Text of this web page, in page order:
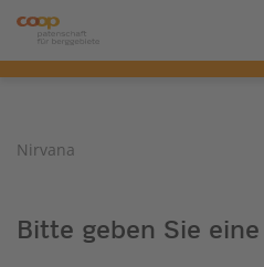
Nirvana
Bitte geben Sie